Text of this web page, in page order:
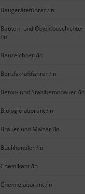
Baugeräteführer /in
Bauten- und Objektbeschichter
/in
Bauzeichner /in
Berufskraftfahrer /in
Beton- und Stahlbetonbauer /in
Biologielaborant /in
Brauer und Mälzer /in
Buchhändler /in
Chemikant /in
Chemielaborant /in